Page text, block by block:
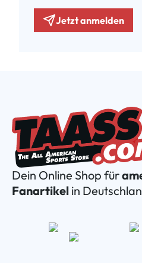
Jetzt anmelden
Dein Online Shop für
Fanartikel in